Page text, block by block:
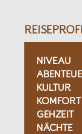
NIVEAU
KULTUR
KOMFORT
GEHZEIT
NÄCHTE